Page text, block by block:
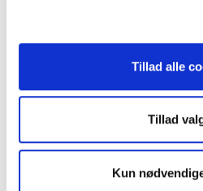
Tillad alle
Tillad
Kun